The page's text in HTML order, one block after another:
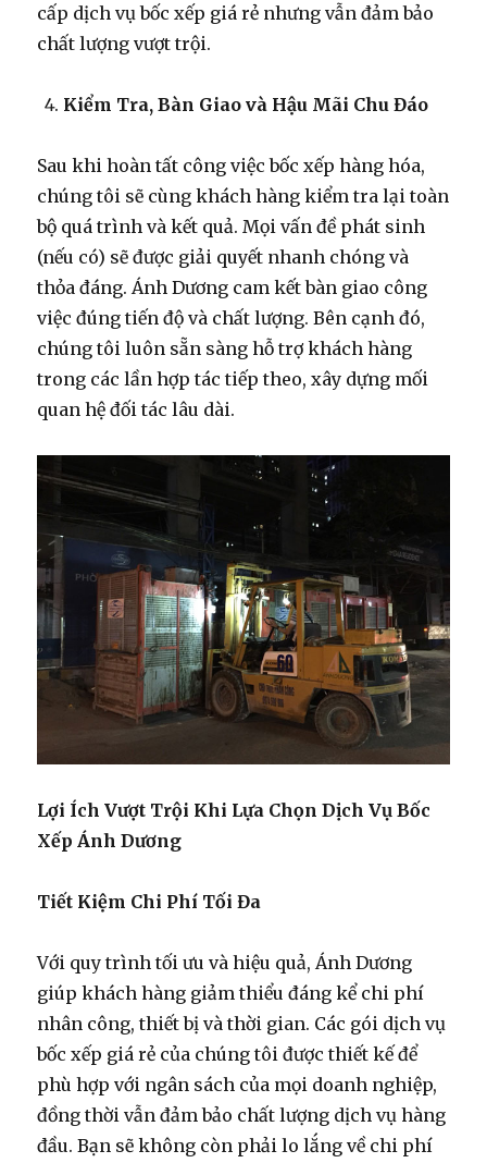
cấp dịch vụ bốc xếp giá rẻ nhưng vẫn đảm bảo
chất lượng vượt trội.
Kiểm Tra, Bàn Giao và Hậu Mãi Chu Đáo
Sau khi hoàn tất công việc bốc xếp hàng hóa,
chúng tôi sẽ cùng khách hàng kiểm tra lại toàn
bộ quá trình và kết quả. Mọi vấn đề phát sinh
(nếu có) sẽ được giải quyết nhanh chóng và
thỏa đáng. Ánh Dương cam kết bàn giao công
việc đúng tiến độ và chất lượng. Bên cạnh đó,
chúng tôi luôn sẵn sàng hỗ trợ khách hàng
trong các lần hợp tác tiếp theo, xây dựng mối
quan hệ đối tác lâu dài.
Lợi Ích Vượt Trội Khi Lựa Chọn Dịch Vụ Bốc
Xếp Ánh Dương
Tiết Kiệm Chi Phí Tối Đa
Với quy trình tối ưu và hiệu quả, Ánh Dương
giúp khách hàng giảm thiểu đáng kể chi phí
nhân công, thiết bị và thời gian. Các gói dịch vụ
bốc xếp giá rẻ của chúng tôi được thiết kế để
phù hợp với ngân sách của mọi doanh nghiệp,
đồng thời vẫn đảm bảo chất lượng dịch vụ hàng
đầu. Bạn sẽ không còn phải lo lắng về chi phí